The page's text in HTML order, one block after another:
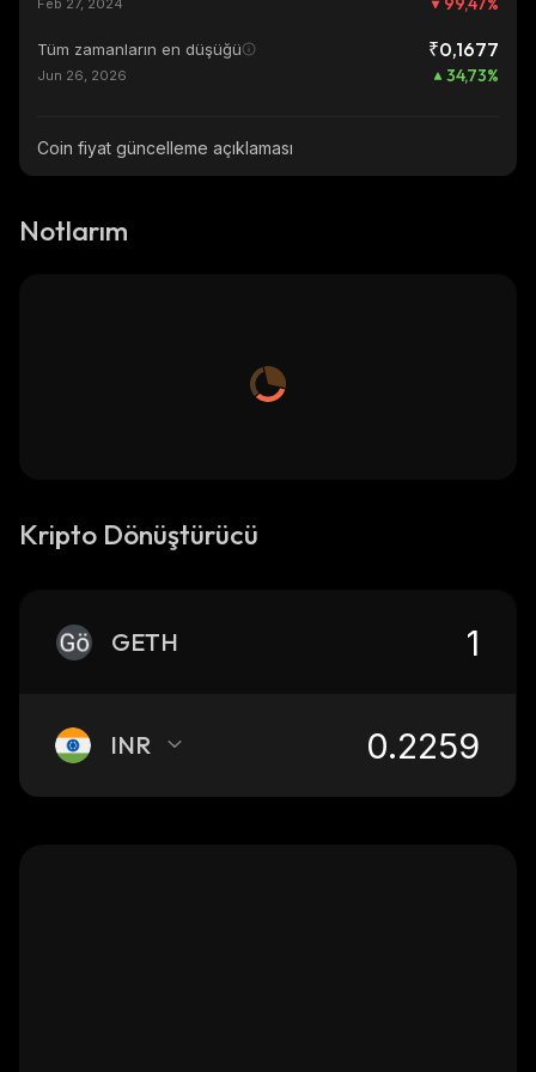
Feb 27, 2024
Tüm zamanların en düşüğü ₹0,1677
Jun 26, 2026 34,73%
Coin fiyat güncelleme açıklaması
Notlarım
Kripto Dönüştürücü
GETH
INR